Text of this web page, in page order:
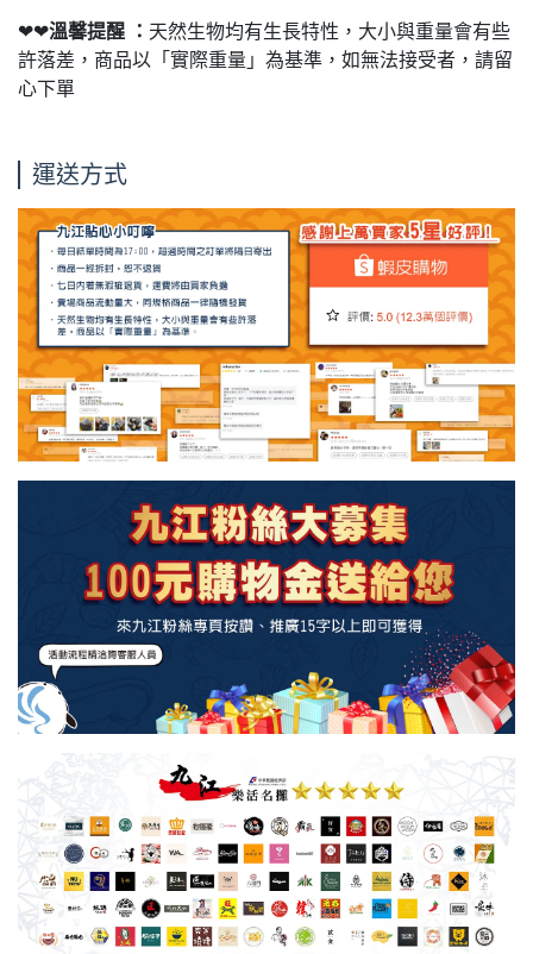
❤❤溫馨提醒 ： 天然生物均有生長特性，大小與重量會有些
許落差，商品以「實際重量」為基準，如無法接受者，請留
心下單
運送方式